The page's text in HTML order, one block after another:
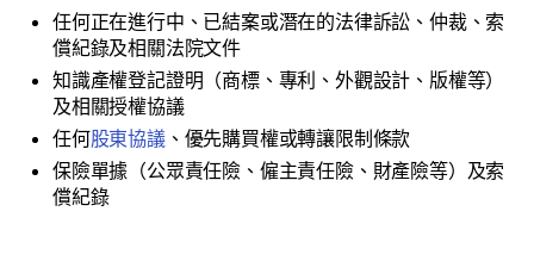
任何正在進行中、已結案或潛在的法律訴訟、仲裁、索
償紀錄及相關法院文件
知識產權登記證明（商標、專利、外觀設計、版權等）
及相關授權協議
任何股東協議、優先購買權或轉讓限制條款
保險單據（公眾責任險、僱主責任險、財產險等）及索
償紀錄